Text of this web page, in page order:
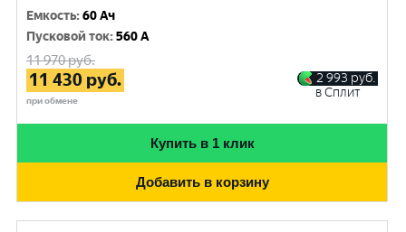
Емкость:60 Ач
Пусковой ток:560 A
11 970руб.
11 430 руб.
при обмене
2 993 руб.
в Сплит
Купить в 1 клик
Добавить в корзину